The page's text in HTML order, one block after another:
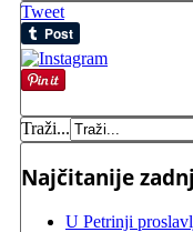
Tweet
Traži...
Najčitanije
U Petrinji